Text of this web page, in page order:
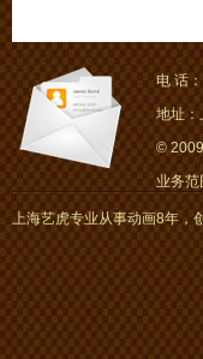
电 话
地址
©
业务范
画、
上海艺虎专业从事动画8年，